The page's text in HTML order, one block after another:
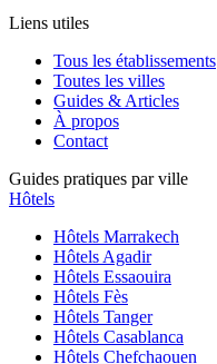
Liens utiles
Tous les établissements
Toutes les villes
Guides & Articles
À propos
Contact
Guides pratiques par ville
Hôtels
Hôtels Marrakech
Hôtels Agadir
Hôtels Essaouira
Hôtels Fès
Hôtels Tanger
Hôtels Casablanca
Hôtels Chefchaouen